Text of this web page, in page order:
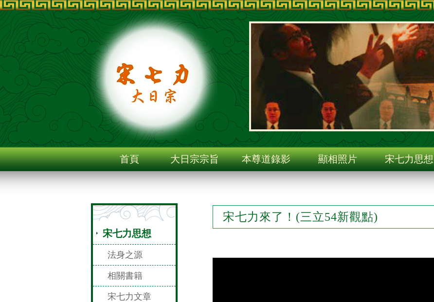
首頁 大日宗宗旨 本尊道錄影 顯相照片 宋七力思想
聯絡我們
宋七力思想
法身之源
相關書籍
宋七力文章
宋七力來了！(三立54新觀點)